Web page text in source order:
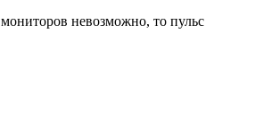
невозможно, то пульс